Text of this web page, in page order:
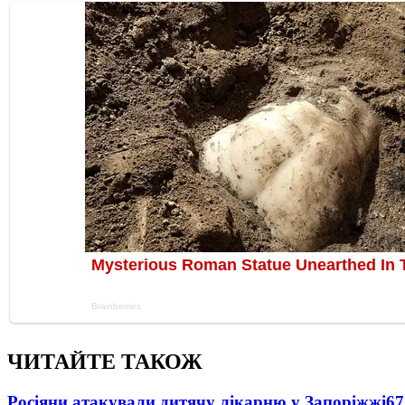
ЧИТАЙТЕ ТАКОЖ